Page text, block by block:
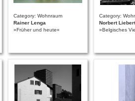
Category: Wohnraum
Rainer Lenga
»Früher und heute«
Category:
Norbert
»Belgisches